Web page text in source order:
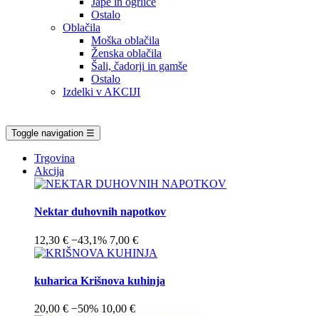
Ostalo
Oblačila
Moška oblačila
Ženska oblačila
Šali, čadorji in gamše
Ostalo
Izdelki v AKCIJI
Toggle navigation ☰
Trgovina
Akcija
Nektar duhovnih napotkov
12,30 € −43,1% 7,00 €
kuharica Krišnova kuhinja
20,00 € −50% 10,00 €